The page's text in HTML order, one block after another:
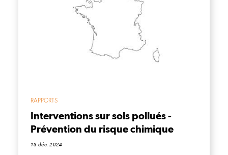
RAPPORTS
Interventions sur sols pollués -
Prévention du risque chimique
13 déc. 2024